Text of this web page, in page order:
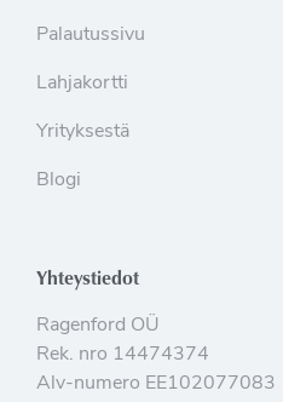
Palautussivu
Lahjakortti
Yrityksestä
Blogi
Yhteystiedot
Ragenford OÜ
Rek. nro 14474374
Alv-numero EE102077083